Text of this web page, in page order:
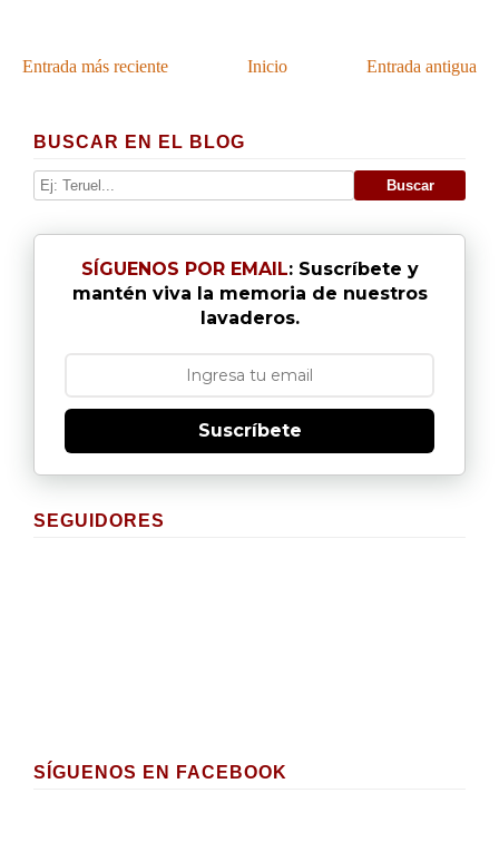
Entrada más reciente Entrada antigua
Inicio
BUSCAR EN EL BLOG
SÍGUENOS POR EMAIL: Suscríbete y
mantén viva la memoria de nuestros
lavaderos.
Suscríbete
SEGUIDORES
SÍGUENOS EN FACEBOOK